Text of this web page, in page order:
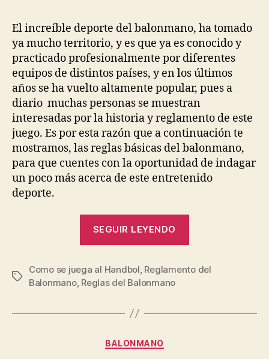
El increíble deporte del balonmano, ha tomado
ya mucho territorio, y es que ya es conocido y
practicado profesionalmente por diferentes
equipos de distintos países, y en los últimos
años se ha vuelto altamente popular, pues a
diario muchas personas se muestran
interesadas por la historia y reglamento de este
juego. Es por esta razón que a continuación te
mostramos, las reglas básicas del balonmano,
para que cuentes con la oportunidad de indagar
un poco más acerca de este entretenido
deporte.
SEGUIR LEYENDO
Reglas
Etiquetas
Como se juega al Handbol, Reglamento del
Balonmano, Reglas del Balonmano
Categorías
BALONMANO